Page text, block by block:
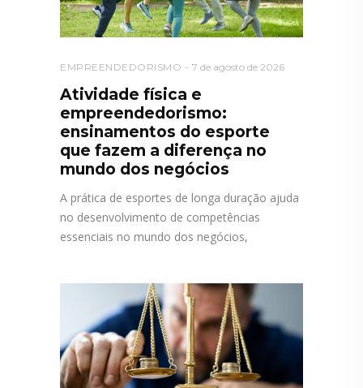
EMPREENDEDORISMO 7 de agosto de 2026
Atividade física e
empreendedorismo:
ensinamentos do esporte
que fazem a diferença no
mundo dos negócios
A prática de esportes de longa duração ajuda
no desenvolvimento de competências
essenciais no mundo dos negócios,